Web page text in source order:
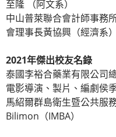
至隆 （阿文系）
中山普萊聯合會計師事務
會理事長黃協興（經濟系）
2021年傑出校友名錄
泰國李裕合藥業有限公司
電影導演、製片、編劇侯
馬紹爾群島衛生暨公共服
Bilimon（IMBA）